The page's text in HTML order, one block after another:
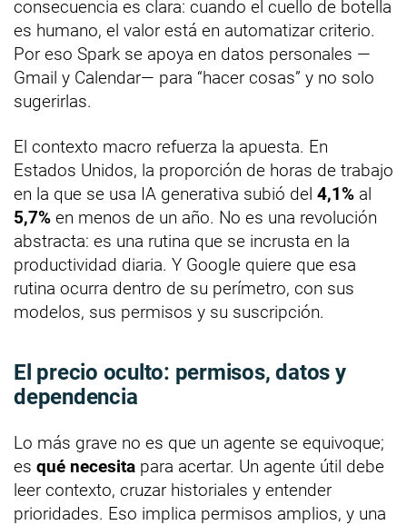
consecuencia es clara: cuando el cuello de botella
es humano, el valor está en automatizar criterio.
Por eso Spark se apoya en datos personales —
Gmail y Calendar— para “hacer cosas” y no solo
sugerirlas.
El contexto macro refuerza la apuesta. En
Estados Unidos, la proporción de horas de trabajo
en la que se usa IA generativa subió del 4,1% al
5,7% en menos de un año. No es una revolución
abstracta: es una rutina que se incrusta en la
productividad diaria. Y Google quiere que esa
rutina ocurra dentro de su perímetro, con sus
modelos, sus permisos y su suscripción.
El precio oculto: permisos, datos y
dependencia
Lo más grave no es que un agente se equivoque;
es qué necesita para acertar. Un agente útil debe
leer contexto, cruzar historiales y entender
prioridades. Eso implica permisos amplios, y una